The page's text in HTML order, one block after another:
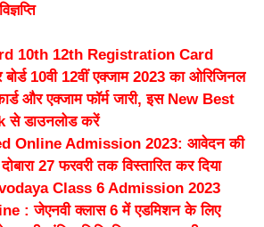
10th 12th Registration Card
बोर्ड 10वी 12वीं एक्जाम 2023 का ओरिजिनल
और एक्जाम फॉर्म जारी, इस New Best
से डाउनलोड करें
Online Admission 2023: आवेदन की
27 फरवरी तक विस्तारित कर दिया
Class 6 Admission 2023
: जेएनवी क्लास 6 में एडमिशन के लिए